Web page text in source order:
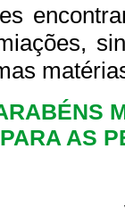
PARA AS